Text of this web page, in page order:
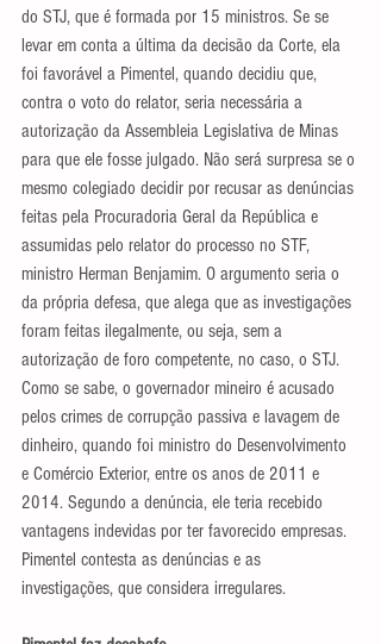
do STJ, que é formada por 15 ministros. Se se
levar em conta a última da decisão da Corte, ela
foi favorável a Pimentel, quando decidiu que,
contra o voto do relator, seria necessária a
autorização da Assembleia Legislativa de Minas
para que ele fosse julgado. Não será surpresa se o
mesmo colegiado decidir por recusar as denúncias
feitas pela Procuradoria Geral da República e
assumidas pelo relator do processo no STF,
ministro Herman Benjamim. O argumento seria o
da própria defesa, que alega que as investigações
foram feitas ilegalmente, ou seja, sem a
autorização de foro competente, no caso, o STJ.
Como se sabe, o governador mineiro é acusado
pelos crimes de corrupção passiva e lavagem de
dinheiro, quando foi ministro do Desenvolvimento
e Comércio Exterior, entre os anos de 2011 e
2014. Segundo a denúncia, ele teria recebido
vantagens indevidas por ter favorecido empresas.
Pimentel contesta as denúncias e as
investigações, que considera irregulares.